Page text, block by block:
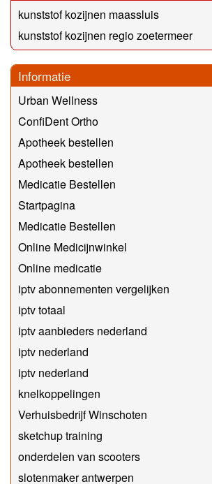
kunststof kozijnen maassluis
kunststof kozijnen regio zoetermeer
Informatie
Urban Wellness
ConfiDent Ortho
Apotheek bestellen
Apotheek bestellen
Medicatie Bestellen
Startpagina
Medicatie Bestellen
Online Medicijnwinkel
Online medicatie
iptv abonnementen vergelijken
iptv totaal
iptv aanbieders nederland
iptv nederland
iptv nederland
knelkoppelingen
Verhuisbedrijf Winschoten
sketchup training
onderdelen van scooters
slotenmaker antwerpen